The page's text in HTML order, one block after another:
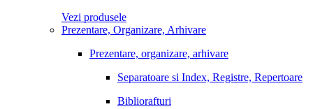
Vezi produsele
Prezentare, Organizare, Arhivare
Prezentare, organizare, arhivare
Separatoare si Index, Registre, Repertoare
Bibliorafturi